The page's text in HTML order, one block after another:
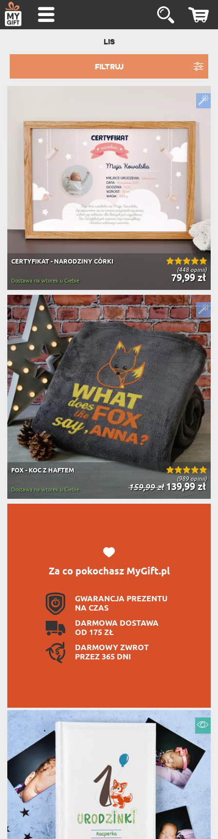
LIS
FILTRUJ
(448 opinii)
CERTYFIKAT - NARODZINY CÓRKI
79,99 zł
Dostawa na wtorek u Ciebie
(989 opinii)
FOX - KOC Z HAFTEM
159,99 zł139,99 zł
Dostawa na wtorek u Ciebie
Za co pokochasz MyGift.pl
GWARANCJA PREZENTU
NA CZAS
DARMOWA DOSTAWA
OD 175 ZŁ
DARMOWY ZWROT
PRZEZ 365 DNI